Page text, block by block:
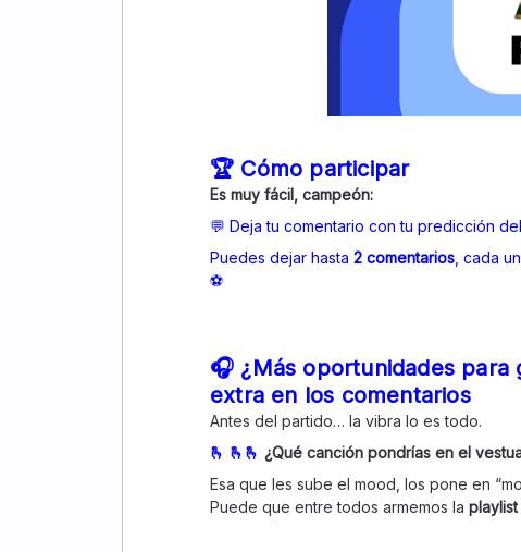
🏆 Cómo participar
Es muy fácil, campeón:
💬 Deja tu comentario con tu predicción
Puedes dejar hasta 2 comentarios , cada
⚽
🎧 ¿Más oportunidades para
extra en los comentarios
Antes del partido… la vibra lo es todo.
🫰 🫰🫰 ¿Qué canción pondrías en el
Esa que les sube el mood, los pone en
Puede que entre todos armemos la